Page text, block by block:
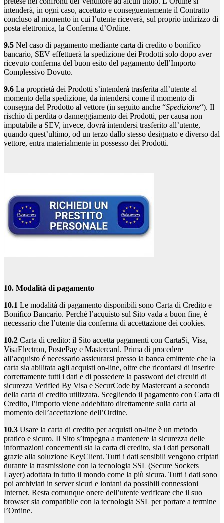
intenderà, in ogni caso, accettato e conseguentemente il Contratto
concluso al momento in cui l’utente riceverà, sul proprio indirizzo di
posta elettronica, la Conferma d’Ordine.
9.5 Nel caso di pagamento mediante carta di credito o bonifico
bancario, SEV effettuerà la spedizione dei Prodotti solo dopo aver
ricevuto conferma del buon esito del pagamento dell’Importo
Complessivo Dovuto.
9.6 La proprietà dei Prodotti s’intenderà trasferita all’utente al
momento della spedizione, da intendersi come il momento di
consegna del Prodotto al vettore (in seguito anche “Spedizione“). Il
rischio di perdita o danneggiamento dei Prodotti, per causa non
imputabile a SEV, invece, dovrà intendersi trasferito all’utente,
quando quest’ultimo, od un terzo dallo stesso designato e diverso dal
vettore, entra materialmente in possesso dei Prodotti.
10. Modalità di pagamento
10.1 Le modalità di pagamento disponibili sono Carta di Credito e
Bonifico Bancario. Perché l’acquisto sul Sito vada a buon fine, è
necessario che l’utente dia conferma di accettazione dei cookies.
10.2 Carta di credito: il Sito accetta pagamenti con CartaSi, Visa,
VisaElectron, PostePay e Mastercard. Prima di procedere
all’acquisto é necessario assicurarsi presso la banca emittente che la
carta sia abilitata agli acquisti on-line, oltre che ricordarsi di inserire
correttamente tutti i dati e di possedere la password dei circuiti di
sicurezza Verified By Visa e SecurCode by Mastercard a seconda
della carta di credito utilizzata. Scegliendo il pagamento con Carta di
Credito, l’importo viene addebitato direttamente sulla carta al
momento dell’accettazione dell’Ordine.
10.3 Usare la carta di credito per acquisti on-line è un metodo
pratico e sicuro. Il Sito s’impegna a mantenere la sicurezza delle
informazioni concernenti sia la carta di credito, sia i dati personali
grazie alla soluzione KeyClient. Tutti i dati sensibili vengono criptati
durante la trasmissione con la tecnologia SSL (Secure Sockets
Layer) adottata in tutto il mondo come la più sicura. Tutti i dati sono
poi archiviati in server sicuri e lontani da possibili connessioni
Internet. Resta comunque onere dell’utente verificare che il suo
browser sia compatibile con la tecnologia SSL per portare a termine
l’Ordine.